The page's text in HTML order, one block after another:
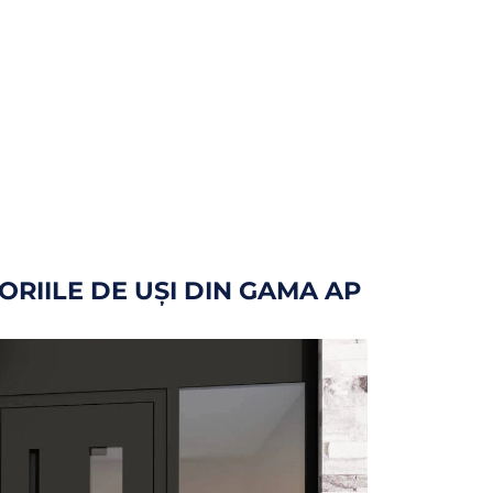
DE UȘI DIN GAMA AP